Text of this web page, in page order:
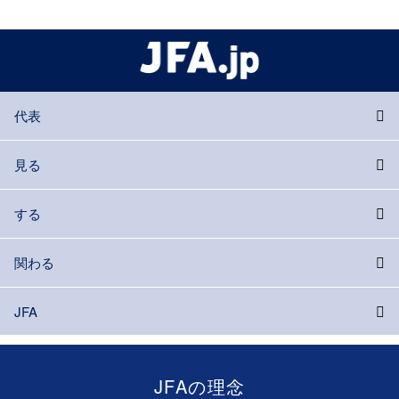
代表
見る
する
関わる
JFA
JFAの理念